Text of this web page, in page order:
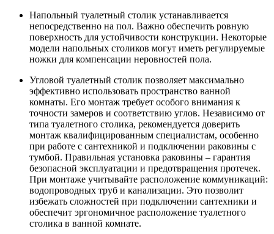
Напольный туалетный столик устанавливается
непосредственно на пол. Важно обеспечить ровную
поверхность для устойчивости конструкции. Некоторые
модели напольных столиков могут иметь регулируемые
ножки для компенсации неровностей пола.
Угловой туалетный столик позволяет максимально
эффективно использовать пространство ванной
комнаты. Его монтаж требует особого внимания к
точности замеров и соответствию углов. Независимо от
типа туалетного столика, рекомендуется доверить
монтаж квалифицированным специалистам, особенно
при работе с сантехникой и подключении раковины с
тумбой. Правильная установка раковины – гарантия
безопасной эксплуатации и предотвращения протечек.
При монтаже учитывайте расположение коммуникаций:
водопроводных труб и канализации. Это позволит
избежать сложностей при подключении сантехники и
обеспечит эргономичное расположение туалетного
столика в ванной комнате.